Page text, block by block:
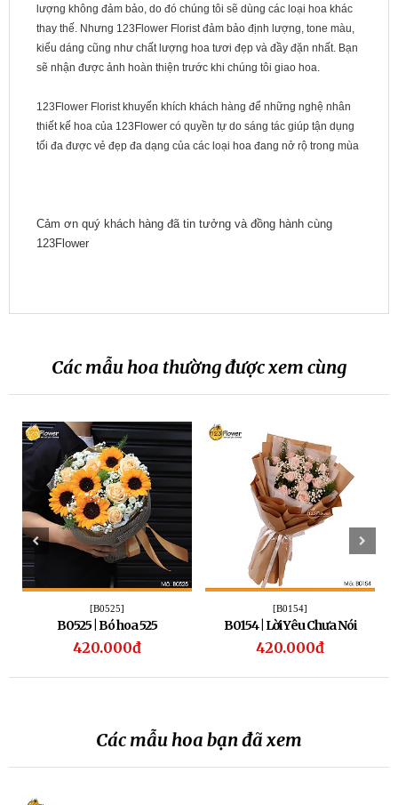
lượng không đảm bảo, do đó chúng tôi sẽ dùng các loại hoa khác
thay thế. Nhưng 123Flower Florist đảm bảo định lượng, tone màu,
kiểu dáng cũng như chất lượng hoa tươi đẹp và đầy đặn nhất. Bạn
sẽ nhận được ảnh hoàn thiện trước khi chúng tôi giao hoa.
123Flower Florist khuyến khích khách hàng để những nghệ nhân
thiết kế hoa của 123Flower có quyền tự do sáng tác giúp tận dụng
tối đa được vẻ đẹp đa dạng của các loại hoa đang nở rộ trong mùa
Cảm ơn quý khách hàng đã tin tưởng và đồng hành cùng
123Flower
Các mẫu hoa thường được xem cùng
[B0525]
B0525 | Bó hoa 525
420.000đ
[B0154]
B0154 | Lời Yêu Chưa Nói
420.000đ
Các mẫu hoa bạn đã xem